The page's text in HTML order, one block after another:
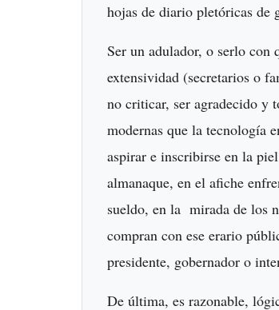
hojas de diario pletóricas de
Ser un adulador, o serlo con
extensividad (secretarios o
no criticar, ser agradecido y
modernas que la tecnología
aspirar e inscribirse en la
almanaque, en el afiche
sueldo, en la mirada de los
compran con ese erario
presidente, gobernador o
De última, es razonable,